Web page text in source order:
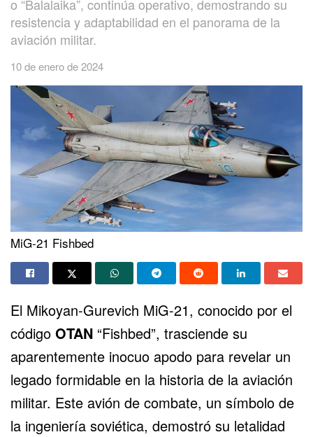
o “Balalaika”, continúa operativo, demostrando su
resistencia y adaptabilidad en el panorama de la
aviación militar.
10 de enero de 2024
MiG-21 Fishbed
El Mikoyan-Gurevich MiG-21, conocido por el
código OTAN “Fishbed”, trasciende su
aparentemente inocuo apodo para revelar un
legado formidable en la historia de la aviación
militar. Este avión de combate, un símbolo de
la ingeniería soviética, demostró su letalidad